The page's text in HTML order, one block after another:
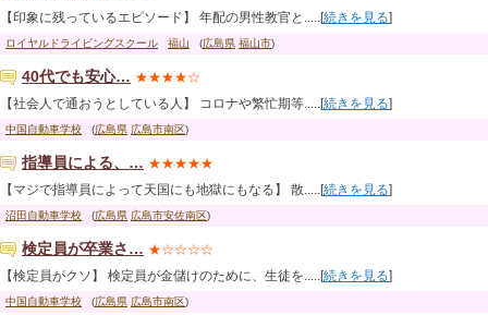
【印象に残っているエピソード】 年配の男性教官と.....[続きを見る]
ロイヤルドライビングスクール 福山 (広島県 福山市)
40代でも安心… ★★★★☆
【社会人で通おうとしている人】 コロナや繁忙期等.....[続きを見る]
中国自動車学校 (広島県 広島市南区)
指導員による、… ★★★★★
【マジで指導員によって天国にも地獄にもなる】 散.....[続きを見る]
沼田自動車学校 (広島県 広島市安佐南区)
検定員が卒業さ… ★☆☆☆☆
【検定員がクソ】 検定員が金儲けのために、生徒を.....[続きを見る]
中国自動車学校 (広島県 広島市南区)